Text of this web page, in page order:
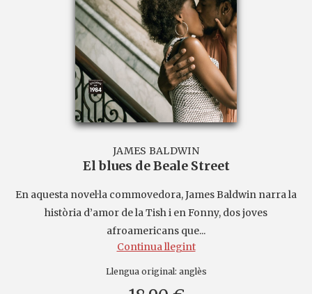
JAMES BALDWIN
El blues de Beale Street
En aquesta novel·la commovedora, James Baldwin narra la
història d’amor de la Tish i en Fonny, dos joves
afroamericans que...
Continua llegint
Llengua original: anglès